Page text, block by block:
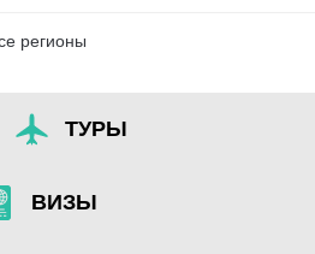
регионы
ТУРЫ
ВИЗЫ